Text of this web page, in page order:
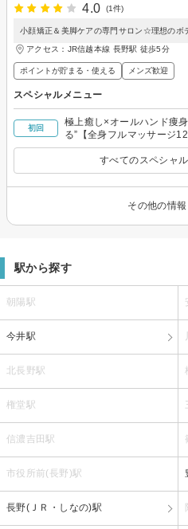
4.0
(1件)
小顔矯正＆美脚ケアの専門サロン☆理想のボ
アクセス：JR信越本線 長野駅 徒歩5分
ポイントが貯まる・使える メンズ歓迎
スペシャルメニュー
初回
極上癒し×オールハンド痩
る”【全身フルマッサージ
すべてのスペシャ
その他の情
駅から探す
朝陽駅
今井駅
北長野駅
権堂駅
信濃吉田駅
市役所前(長野)駅
長野(ＪＲ・しなの)駅